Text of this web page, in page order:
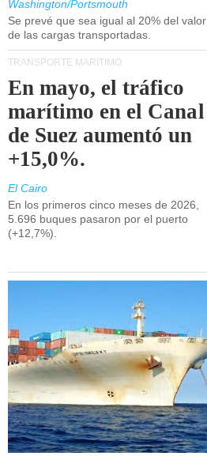
Unidos.
Washington/Portsmouth
Se prevé que sea igual al 20% del valor
de las cargas transportadas.
TRANSPORTE MARÍTIMO
En mayo, el tráfico
marítimo en el Canal
de Suez aumentó un
+15,0%.
El Cairo
En los primeros cinco meses de 2026,
5.696 buques pasaron por el puerto
(+12,7%).